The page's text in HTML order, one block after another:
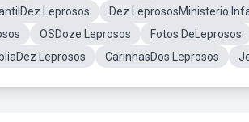
Leprosos
Dez LeprososMinisterio
OSDoze Leprosos Fotos DeLeprosos
Leprosos
CarinhasDos Leprosos